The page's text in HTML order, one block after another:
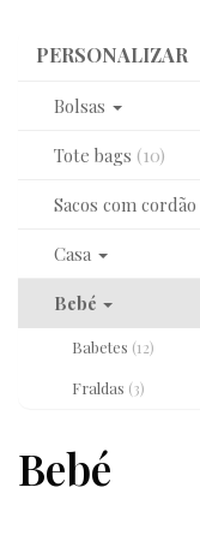
PERSONALIZAR
Bolsas
Tote bags (10)
Sacos com cordão
Casa
Bebé
Babetes (12)
Fraldas (3)
Bebé